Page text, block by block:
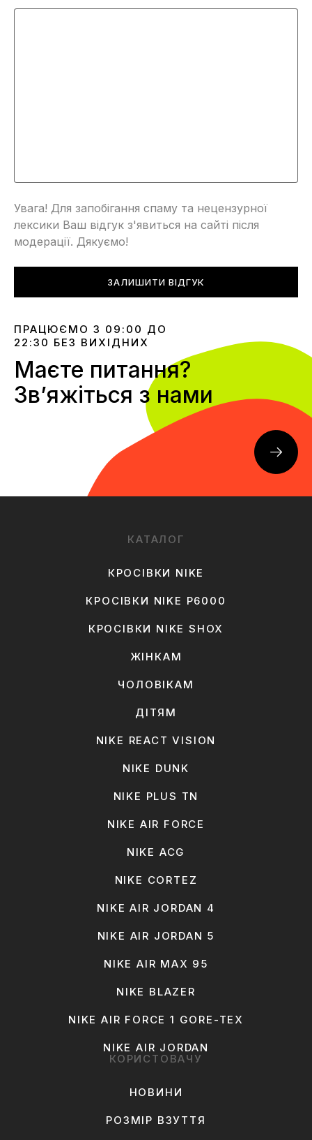
Увага! Для запобігання спаму та нецензурної
лексики Ваш відгук з'явиться на сайті після
модерації. Дякуємо!
ЗАЛИШИТИ ВІДГУК
ПРАЦЮЄМО З 09:00 ДО
22:30 БЕЗ ВИХІДНИХ
Маєте питання?
Звʼяжіться з нами
КАТАЛОГ
КРОСІВКИ NIKE
КРОСІВКИ NIKE P6000
КРОСІВКИ NIKE SHOX
ЖІНКАМ
ЧОЛОВІКАМ
ДІТЯМ
NIKE REACT VISION
NIKE DUNK
NIKE PLUS TN
NIKE AIR FORCE
NIKE ACG
NIKE CORTEZ
NIKE AIR JORDAN 4
NIKE AIR JORDAN 5
NIKE AIR MAX 95
NIKE BLAZER
NIKE AIR FORCE 1 GORE-TEX
NIKE AIR JORDAN
КОРИСТОВАЧУ
НОВИНИ
РОЗМІР ВЗУТТЯ